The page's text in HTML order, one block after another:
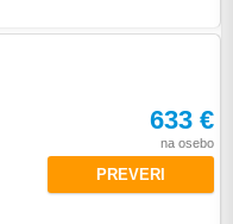
633 €
na osebo
PREVERI